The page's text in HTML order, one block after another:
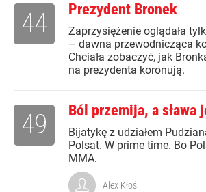
Prezydent Bronek
Zaprzysiężenie oglądała
– dawna przewodnicząca
Chciała zobaczyć, jak
na prezydenta koronują.
44
Ból przemija, a sława
Bijatykę z udziałem
Polsat. W prime time. Bo
MMA.
49
Alex Kłoś